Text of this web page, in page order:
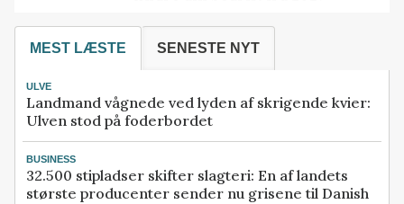
MEST LÆSTE SENESTE NYT
ULVE
Landmand vågnede ved lyden af skrigende kvier:
Ulven stod på foderbordet
BUSINESS
32.500 stipladser skifter slagteri: En af landets
største producenter sender nu grisene til Danish